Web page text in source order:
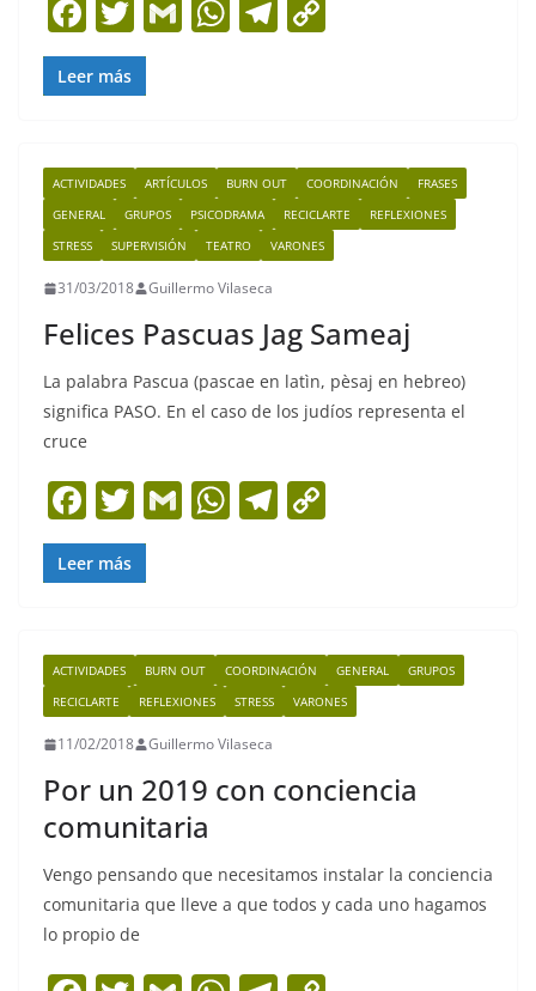
F
a
c
b
o
o
k
T
w
itt
G W
A
p
p
T
a
m
Li
n
k
Leer más
ACTIVIDADES ARTÍCULOS BURN OUT COORDINACIÓN
FRASES
GENERAL
GRUPOS PSICODRAMA RECICLARTE
REFLEXIONES
STRESS
SUPERVISIÓN TEATRO VARONES
31/03/2018 Guillermo Vilaseca
Felices Pascuas Jag Sameaj
La palabra Pascua (pascae en latìn, pèsaj en hebreo)
significa PASO. En el caso de los judíos representa el
cruce
F
a
c
b
o
o
T
w
itt
G W
A
p
p
T
a
m
Li
n
k
Leer más
ACTIVIDADES BURN OUT COORDINACIÓN GENERAL
GRUPOS
RECICLARTE
REFLEXIONES STRESS VARONES
11/02/2018 Guillermo Vilaseca
Por un 2019 con conciencia
comunitaria
Vengo pensando que necesitamos instalar la conciencia
comunitaria que lleve a que todos y cada uno hagamos
lo propio de